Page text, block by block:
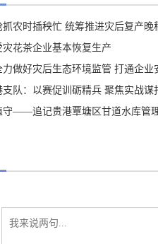
抓农时插秧忙 统筹推进灾后复产晚
灾花茶企业基本恢复生产
力做好灾后生态环境监管 打通企业
支队：以赛促训砺精兵 聚焦实战谋
守——追记贵港覃塘区甘道水库管